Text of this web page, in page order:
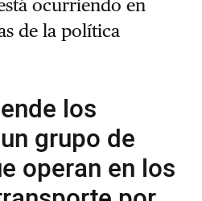
ocurriendo en
de la política
los
grupo de
operan en los